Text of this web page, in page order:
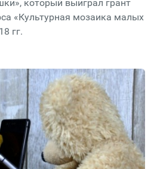
который выиграл грант
«Культурная мозаика малых
гг.